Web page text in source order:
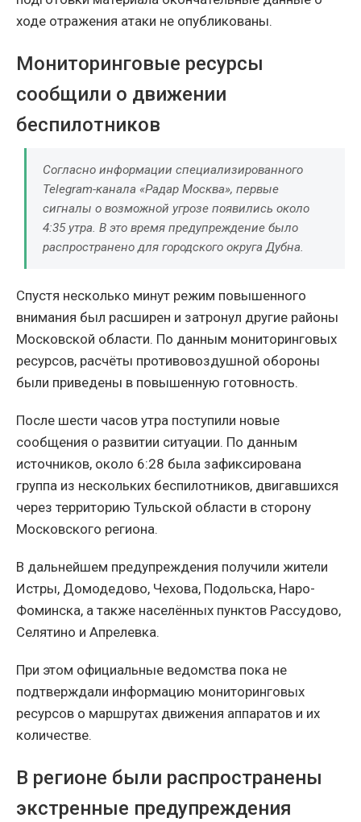
ходе отражения атаки не опубликованы.
Мониторинговые ресурсы
сообщили о движении
беспилотников
Согласно информации специализированного
Telegram-канала «Радар Москва», первые
сигналы о возможной угрозе появились около
4:35 утра. В это время предупреждение было
распространено для городского округа Дубна.
Спустя несколько минут режим повышенного
внимания был расширен и затронул другие районы
Московской области. По данным мониторинговых
ресурсов, расчёты противовоздушной обороны
были приведены в повышенную готовность.
После шести часов утра поступили новые
сообщения о развитии ситуации. По данным
источников, около 6:28 была зафиксирована
группа из нескольких беспилотников, двигавшихся
через территорию Тульской области в сторону
Московского региона.
В дальнейшем предупреждения получили жители
Истры, Домодедово, Чехова, Подольска, Наро-
Фоминска, а также населённых пунктов Рассудово,
Селятино и Апрелевка.
При этом официальные ведомства пока не
подтверждали информацию мониторинговых
ресурсов о маршрутах движения аппаратов и их
количестве.
В регионе были распространены
экстренные предупреждения